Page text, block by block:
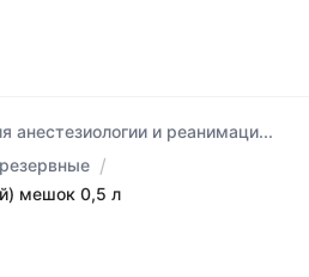
анестезиологии и реанимаци...
/
мешок 0,5 л